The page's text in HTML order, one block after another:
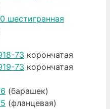
шестигранная
73 корончатая
73 корончатая
(барашек)
(фланцевая)